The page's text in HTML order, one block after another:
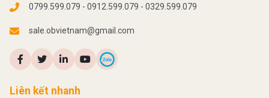
0799.599.079 - 0912.599.079 - 0329.599.079
sale.obvietnam@gmail.com
Liên kết nhanh